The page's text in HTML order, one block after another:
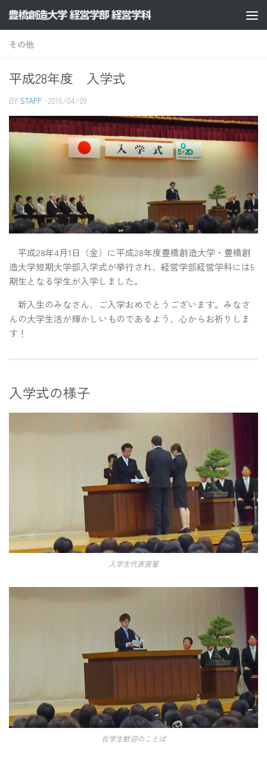
コンテンツへスキップ
その他
平成28年度 入学式
BY STAFF · 2016/04/09
平成28年4月1日（金）に平成28年度豊橋創造大学・豊橋創
造大学短期大学部入学式が挙行され、経営学部経営学科には5
期生となる学生が入学しました。
新入生のみなさん、ご入学おめでとうございます。みなさ
んの大学生活が輝かしいものであるよう、心からお祈りしま
す！
入学式の様子
入学生代表宣誓
在学生歓迎のことば